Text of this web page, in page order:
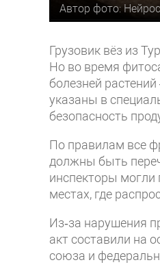
Автор фото:
Грузовик вёз из
Но во время
болезней
указаны в
безопасность
По правилам все
должны быть
инспекторы могли
местах, где
Из‑за нарушения
акт составили на
союза и